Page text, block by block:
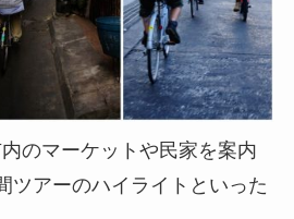
のマーケットや民家を案内
ツアーのハイライトといった